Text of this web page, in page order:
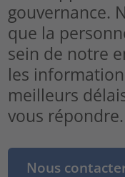
gouvernance.
que la
sein de notre
les
meilleurs
vous répondre.
Nous